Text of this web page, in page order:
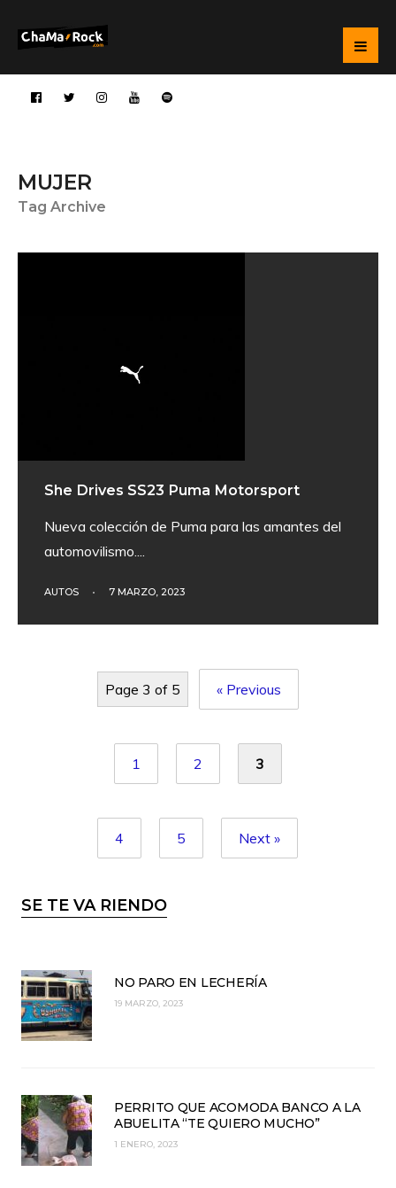
MUJER
Tag Archive
She Drives SS23 Puma Motorsport
Nueva colección de Puma para las amantes del
automovilismo....
AUTOS • 7 MARZO, 2023
Page 3 of 5 « Previous
1 2 3
4 5 Next »
SE TE VA RIENDO
NO PARO EN LECHERÍA
19 MARZO, 2023
PERRITO QUE ACOMODA BANCO A LA
ABUELITA “TE QUIERO MUCHO”
1 ENERO, 2023